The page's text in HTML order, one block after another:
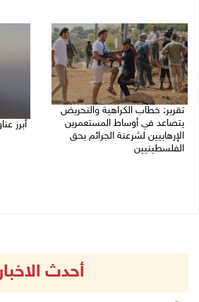
تقرير: خطاب الكراهية والتحريض
يتصاعد في أوساط المستعمرين
الإرهابيين لشرعنة الجرائم بحق
الفلسطينيين
أبرز
أحدث الاخبار